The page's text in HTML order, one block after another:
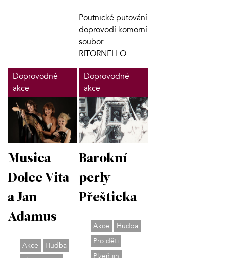
Poutnické putování
doprovodí komorní
soubor
RITORNELLO.
Doprovodné
akce
Musica
Dolce Vita
a Jan
Adamus
Akce
Hudba
Doprovodné
akce
Barokní
perly
Přešticka
Akce
Hudba
Pro děti